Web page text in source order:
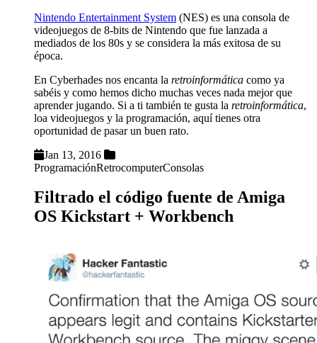
Nintendo Entertainment System (NES) es una consola de
videojuegos de 8-bits de Nintendo que fue lanzada a
mediados de los 80s y se considera la más exitosa de su
época.
En Cyberhades nos encanta la retroinformática como ya
sabéis y como hemos dicho muchas veces nada mejor que
aprender jugando. Si a ti también te gusta la retroinformática,
loa videojuegos y la programación, aquí tienes otra
oportunidad de pasar un buen rato.
Jan 13, 2016
ProgramaciónRetrocomputerConsolas
Filtrado el código fuente de Amiga
OS Kickstart + Workbench